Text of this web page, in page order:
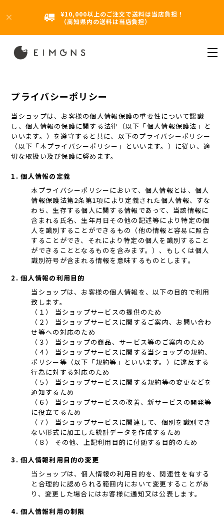
¥10,000以上のご注文で送料は当店負担！
（高知県内の送料は当店負担）
プライバシーポリシー
当ショップは、お客様の個人情報保護の重要性について認識
し、個人情報の保護に関する法律（以下「個人情報保護法」と
いいます。）を遵守すると共に、以下のプライバシーポリシー
（以下「本プライバシーポリシー」といいます。）に従い、適
切な取扱い及び保護に努めます。
1. 個人情報の定義
本プライバシーポリシーにおいて、個人情報とは、個人
情報保護法第2条第1項により定義された個人情報、すな
わち、生存する個人に関する情報であって、当該情報に
含まれる氏名、生年月日その他の記述等により特定の個
人を識別することができるもの（他の情報と容易に照合
することができ、それにより特定の個人を識別すること
ができることとなるものを含みます。）、もしくは個人
識別符号が含まれる情報を意味するものとします。
2. 個人情報の利用目的
当ショップは、お客様の個人情報を、以下の目的で利用
致します。
（１） 当ショップサービスの提供のため
（２） 当ショップサービスに関するご案内、お問い合わ
せ等への対応のため
（３） 当ショップの商品、サービス等のご案内のため
（４） 当ショップサービスに関する当ショップの規約、
ポリシー等（以下「規約等」といいます。）に違反する
行為に対する対応のため
（５） 当ショップサービスに関する規約等の変更などを
通知するため
（６） 当ショップサービスの改善、新サービスの開発等
に役立てるため
（７） 当ショップサービスに関連して、個別を識別でき
ない形式に加工した統計データを作成するため
（８） その他、上記利用目的に付随する目的のため
3. 個人情報利用目的の変更
当ショップは、個人情報の利用目的を、関連性を有する
と合理的に認められる範囲内において変更することがあ
り、変更した場合にはお客様に通知又は公表します。
4. 個人情報利用の制限